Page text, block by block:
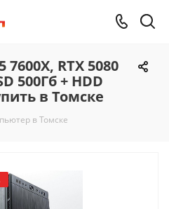
RTX 5080
500Гб + HDD
в Томске
в Томске